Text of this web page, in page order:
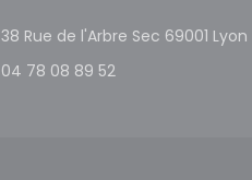
38 Rue de l'Arbre Sec 69001 Lyon
04 78 08 89 52